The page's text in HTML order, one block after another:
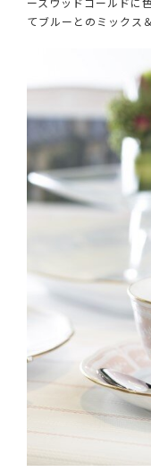
てブルーとのミックス